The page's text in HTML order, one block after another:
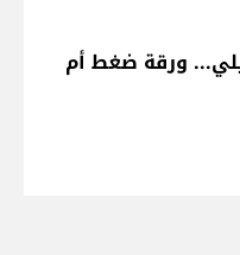
ورقة ضغط أم